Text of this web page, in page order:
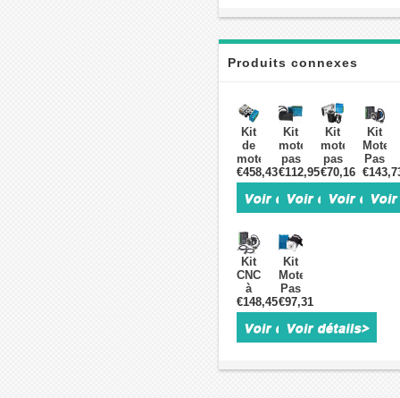
Produits connexes
Kit
de
moteur
pas
à
pas
à
fermée
5
axes
avec
moteur
Nema
contrôleur
et
€458,43
Kit
moteur
pas
à
pas
à
boucle
NEMA
34
86HB250
+
HBS86H
(moteur
à
pas
boucle
€112,95
Kit
moteur
pas
à
pas
à
boucle
S350-
24
(Moteur
Driver
€70,16
Kit
Moteur
Pas
à
Pas
1
Axe
1,8
degrés
Nema
Kit
CNC
à
axe
unique
1-
CL86T-
(Moteur
€148,45
Kit
Moteur
Pas
à
Pas
1
Axe
Boucle
€97,31